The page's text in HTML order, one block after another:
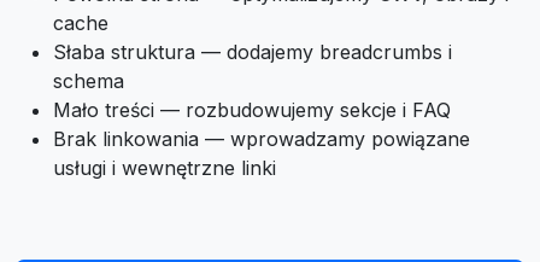
cache
Słaba struktura — dodajemy breadcrumbs i
schema
Mało treści — rozbudowujemy sekcje i FAQ
Brak linkowania — wprowadzamy powiązane
usługi i wewnętrzne linki